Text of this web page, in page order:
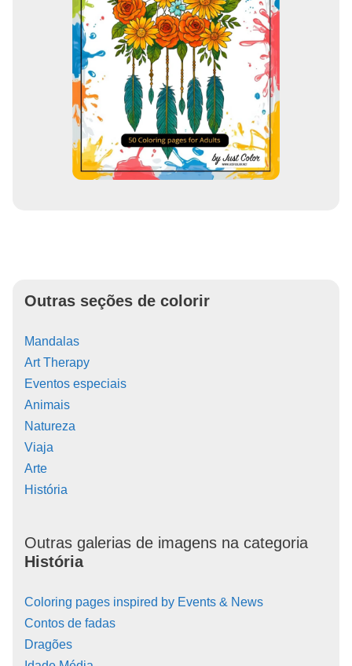
Outras seções de colorir
Mandalas
Art Therapy
Eventos especiais
Animais
Natureza
Viaja
Arte
História
Outras galerias de imagens na categoria
História
Coloring pages inspired by Events & News
Contos de fadas
Dragões